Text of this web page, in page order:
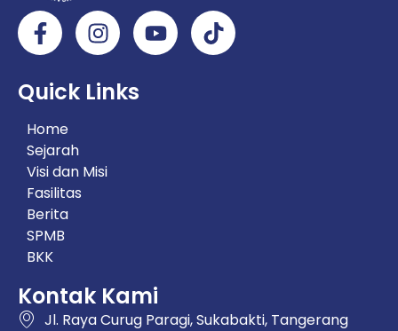
Quick Links
Home
Sejarah
Visi dan Misi
Fasilitas
Berita
SPMB
BKK
Kontak Kami
Jl. Raya Curug Paragi, Sukabakti, Tangerang